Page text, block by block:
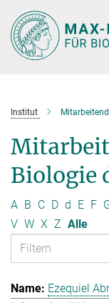
Hauptinhalt
Institut
Biologie
A B C D d E F
V W X Z Alle
Ezequiel